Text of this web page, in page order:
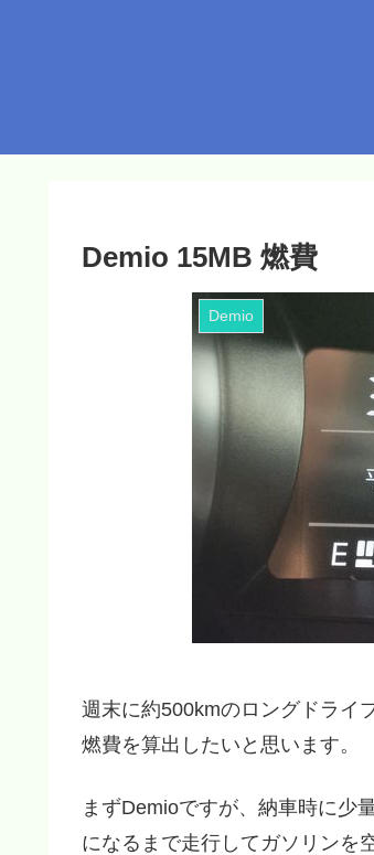
Demio 15MB 燃費
Demio
週末に約500kmのロングドライ
燃費を算出したいと思います。
まずDemioですが、納車時に少
になるまで走行してガソリンを